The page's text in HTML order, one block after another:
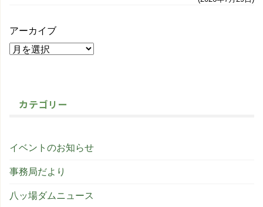
アーカイブ
カテゴリー
イベントのお知らせ
事務局だより
八ッ場ダムニュース